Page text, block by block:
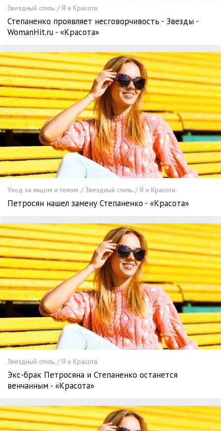
Звездный стиль. / Я и Красота.
Степаненко проявляет несговорчивость - Звезды -
WomanHit.ru - «Красота»
Уход за лицом и телом. / Звездный стиль. / Я и Красота.
Петросян нашел замену Степаненко - «Красота»
Звездный стиль. / Я и Красота.
Экс-брак Петросяна и Степаненко останется
венчанным - «Красота»